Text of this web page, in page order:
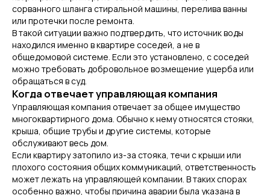
сорванного шланга стиральной машины, перелива ванны
или протечки после ремонта.
В такой ситуации важно подтвердить, что источник воды
находился именно в квартире соседей, а не в
общедомовой системе. Если это установлено, с соседей
можно требовать добровольное возмещение ущерба или
обращаться в суд.
Когда отвечает управляющая компания
Управляющая компания отвечает за общее имущество
многоквартирного дома. Обычно к нему относятся стояки,
крыша, общие трубы и другие системы, которые
обслуживают весь дом.
Если квартиру затопило из-за стояка, течи с крыши или
плохого состояния общих коммуникаций, ответственность
может лежать на управляющей компании. В таких спорах
особенно важно, чтобы причина аварии была указана в